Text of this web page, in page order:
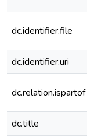
dc.identifier.file
dc.identifier.uri
dc.relation.ispartof
dc.title